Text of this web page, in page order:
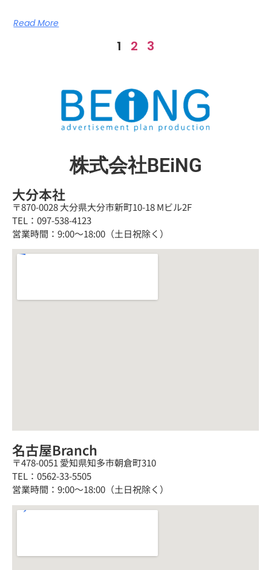
Read More
1 2 3
株式会社BEiNG
大分本社
〒870-0028 大分県大分市新町10-18 Mビル2F
TEL：097-538-4123
営業時間：9:00～18:00（土日祝除く）
名古屋Branch
〒478-0051 愛知県知多市朝倉町310
TEL：0562-33-5505
営業時間：9:00～18:00（土日祝除く）